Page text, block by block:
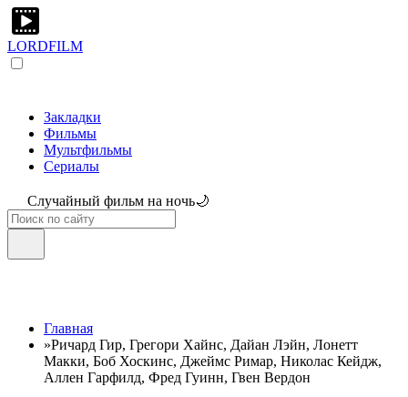
LORDFILM
Закладки
Фильмы
Мультфильмы
Сериалы
Случайный фильм на ночь🌙
Главная
»Ричард Гир, Грегори Хайнс, Дайан Лэйн, Лонетт
Макки, Боб Хоскинс, Джеймс Римар, Николас Кейдж,
Аллен Гарфилд, Фред Гуинн, Гвен Вердон